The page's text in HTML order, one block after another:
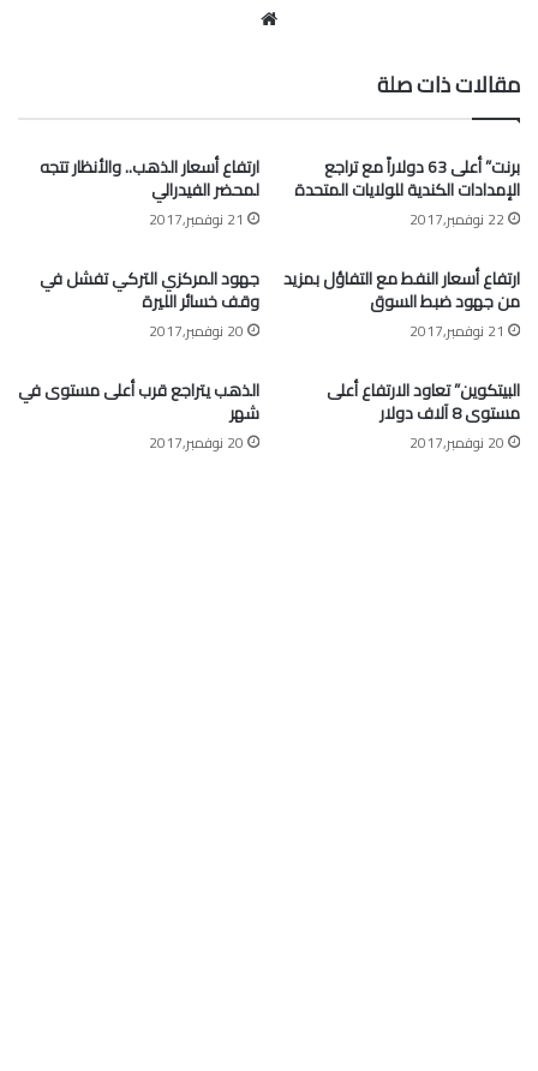
مقالات ذات صلة
برنت” أعلى 63 دولاراً مع تراجع
الإمدادات الكندية للولايات المتحدة
22 نوفمبر,2017
ارتفاع أسعار الذهب.. والأنظار تتجه
لمحضر الفيدرالي
21 نوفمبر,2017
ارتفاع أسعار النفط مع التفاؤل بمزيد
من جهود ضبط السوق
21 نوفمبر,2017
جهود المركزي التركي تفشل في
وقف خسائر الليرة
20 نوفمبر,2017
البيتكوين” تعاود الارتفاع أعلى
مستوى 8 آلاف دولار
20 نوفمبر,2017
الذهب يتراجع قرب أعلى مستوى في
شهر
20 نوفمبر,2017